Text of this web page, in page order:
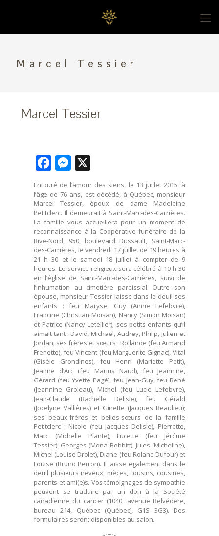
Marcel Tessier
Marcel Tessier
Facebook
Messenger
Entouré de l’amour des siens, le 13 juillet 2015, à
l’âge de 76 ans, est décédé, à Québec, monsieur
Marcel Tessier, époux de dame Madeleine
Petitclerc. Il demeurait à Saint-Marc-des-Carrières.
La famille vous accueillera pour un moment de
reconnaissance à la Coopérative funéraire de la
Rive-Nord, 950, boulevard Dussault, Saint-Marc-
des-Carrières, le vendredi 17 juillet de 19 heures à
21 h 30 et le samedi 18 juillet à compter de 9
heures. Le service religieux sera célébré à 10 h 30
en l’église de Saint-Marc-des-Carrières, suivi de
l’inhumation au cimetière paroissial. Outre son
épouse, monsieur Tessier laisse dans le deuil ses
enfants : feu Maryse, Guy (Annie Lefebvre),
Francine (Christian Moisan), Nancy (Simon Moisan)
et Patrice (Nancy Letellier); ses petits-enfants qu’il
aimait tant : David, Michaël, Audrey, Philip, Julien et
Jordan; ses frères et sœurs : Rollande (feu Armand
Frenette), feu Vincent (feu Marguerite Gignac), Vital
(Gisèle Grondines), feu Henri (Mariette Petit),
Jeanne d’Arc (feu Marius Naud), feu Jeannine,
Gérard (feu Yvette Pagé), feu Jean-Guy, feu René
(Jeannine Groleau), Michel (feu Lucie Lefebvre),
Jean-Claude (Rachelle Delisle), feu Gérald
(Jocelyne Vallières) et Ginette (Jacques Beaulieu);
ses beaux-frères et belles-sœurs de la famille
Petitclerc : Nicole (feu Jacques Delisle), Pierrette,
Marc (Michelle Plante), Lucette (feu Jérôme
Tessier), Georges (Mona Bobbitt), Jules (Micheline),
Michel (Louise Drolet), Diane (feu Roland Dufour) et
Louise (Bruno Perron). Il laisse également dans le
deuil plusieurs neveux, nièces, cousins, cousines,
parents et ami(e)s. Vos témoignages de sympathie
peuvent se traduire par un don à la Société
canadienne du cancer (1040, avenue Belvédère,
bureau 214, Québec (Québec), G1S 3G3). Des
formulaires seront disponibles au salon.